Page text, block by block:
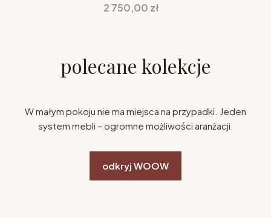
Cena
2 750,00 zł
polecane kolekcje
W małym pokoju nie ma miejsca na przypadki. Jeden
system mebli – ogromne możliwości aranżacji.
odkryj WOOW